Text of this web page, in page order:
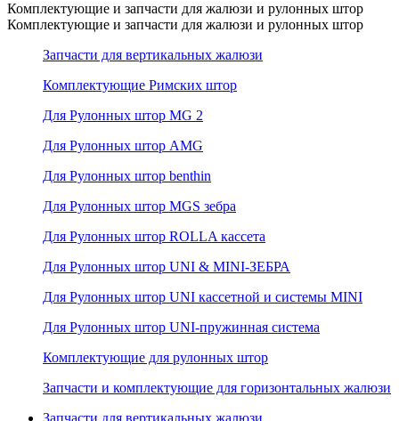
Комплектующие и запчасти для жалюзи и рулонных штор
Комплектующие и запчасти для жалюзи и рулонных штор
Запчасти для вертикальных жалюзи
Комплектующие Римских штор
Для Рулонных штор MG 2
Для Рулонных штор AMG
Для Рулонных штор benthin
Для Рулонных штор MGS зебра
Для Рулонных штор ROLLA кассета
Для Рулонных штор UNI & MINI-ЗЕБРА
Для Рулонных штор UNI кассетной и системы MINI
Для Рулонных штор UNI-пружинная система
Комплектующие для рулонных штор
Запчасти и комплектующие для горизонтальных жалюзи
Запчасти для вертикальных жалюзи